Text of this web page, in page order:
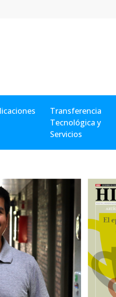
Transferencia
Tecnológica y
Servicios